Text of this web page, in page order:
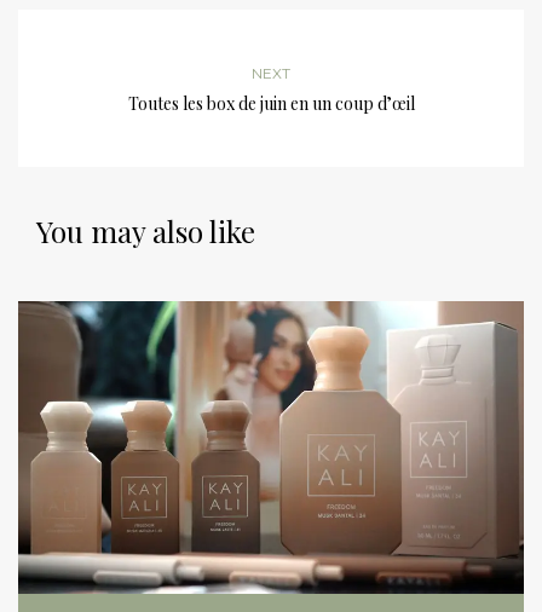
NEXT
Toutes les box de juin en un coup d’œil
You may also like